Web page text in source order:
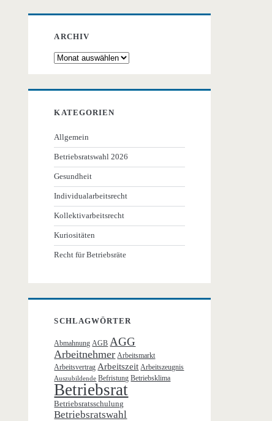
ARCHIV
Archiv
KATEGORIEN
Allgemein
Betriebsratswahl 2026
Gesundheit
Individualarbeitsrecht
Kollektivarbeitsrecht
Kuriositäten
Recht für Betriebsräte
SCHLAGWÖRTER
Abmahnung AGB AGG
Arbeitnehmer Arbeitsmarkt
Arbeitsvertrag Arbeitszeit Arbeitszeugnis
Auszubildende Befristung Betriebsklima
Betriebsrat
Betriebsratsschulung
Betriebsratswahl